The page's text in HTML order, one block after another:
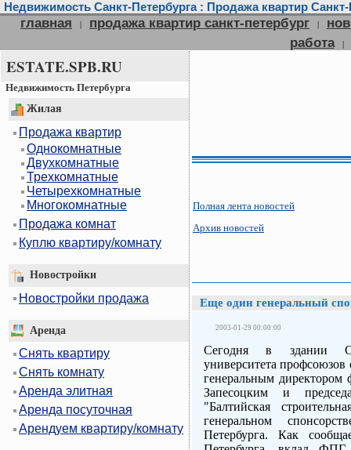
Недвижимость Санкт-Петербурга : Продажа квартир
главная | продажа квартир санкт-петербург |
работа
|
ESTATE.SPB.RU
Недвижимость Петербурга
Жилая
Продажа квартир
Однокомнатные
Двухкомнатные
Трехкомнатные
Четырехкомнатные
Многокомнатные
Продажа комнат
Куплю квартиру/комнату
Новостройки
Новостройки продажа
Аренда
Снять квартиру
Снять комнату
Аренда элитная
Аренда посуточная
Арендуем квартиру/комнату
Полная лента новостей
Архив новостей
Еще один генеральный
2003-01-29 00:00:00
Сегодня в здании
университета профсоюзов
генеральным директором
Запесоцким и
"Балтийская
генеральном
Петербурга. Как